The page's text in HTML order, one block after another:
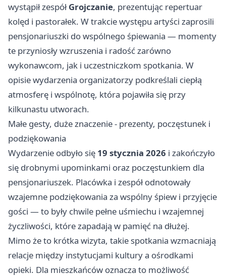
wystąpił zespółGrojczanie, prezentując repertuar
kolęd i pastorałek. W trakcie występu artyści zaprosili
pensjonariuszki do wspólnego śpiewania — momenty
te przyniosły wzruszenia i radość zarówno
wykonawcom, jak i uczestniczkom spotkania. W
opisie wydarzenia organizatorzy podkreślali ciepłą
atmosferę i wspólnotę, która pojawiła się przy
kilkunastu utworach.
Małe gesty, duże znaczenie - prezenty, poczęstunek i
podziękowania
Wydarzenie odbyło się 19 stycznia 2026 i zakończyło
się drobnymi upominkami oraz poczęstunkiem dla
pensjonariuszek. Placówka i zespół odnotowały
wzajemne podziękowania za wspólny śpiew i przyjęcie
gości — to były chwile pełne uśmiechu i wzajemnej
życzliwości, które zapadają w pamięć na dłużej.
Mimo że to krótka wizyta, takie spotkania wzmacniają
relacje między instytucjami kultury a ośrodkami
opieki. Dla mieszkańców oznacza to możliwość